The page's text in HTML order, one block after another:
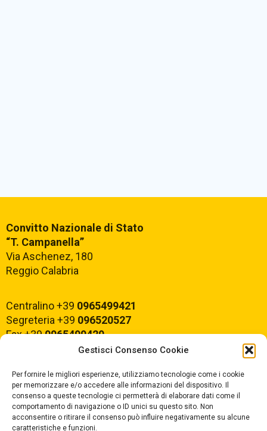
Gestisci Consenso Cookie
Per fornire le migliori esperienze, utilizziamo tecnologie come i cookie
per memorizzare e/o accedere alle informazioni del dispositivo. Il
consenso a queste tecnologie ci permetterà di elaborare dati come il
comportamento di navigazione o ID unici su questo sito. Non
acconsentire o ritirare il consenso può influire negativamente su alcune
caratteristiche e funzioni.
Convitto Nazionale di Stato
“T. Campanella”
Via Aschenez, 180
Reggio Calabria
Centralino +39 0965499421
Segreteria +39 096520527
Fax +390965499420
E-mail: rcvc010005@istruzione.it
PEC:rcvc010005@pec.istruzione.it
ORARIO DI APERTURA